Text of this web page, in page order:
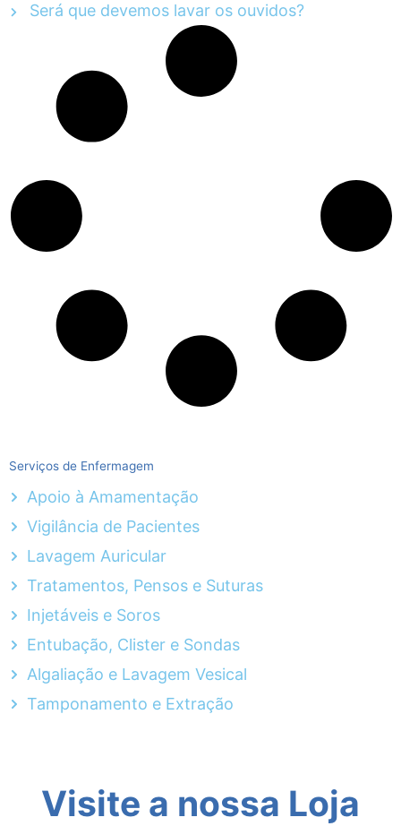
Será que devemos lavar os ouvidos?
Serviços de Enfermagem
Apoio à Amamentação
Vigilância de Pacientes
Lavagem Auricular
Tratamentos, Pensos e Suturas
Injetáveis e Soros
Entubação, Clister e Sondas
Algaliação e Lavagem Vesical
Tamponamento e Extração
Visite a nossa Loja